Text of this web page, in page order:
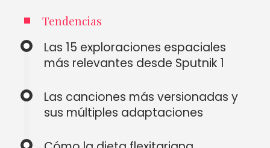
Tendencias
Las 15 exploraciones espaciales
más relevantes desde Sputnik 1
Las canciones más versionadas y
sus múltiples adaptaciones